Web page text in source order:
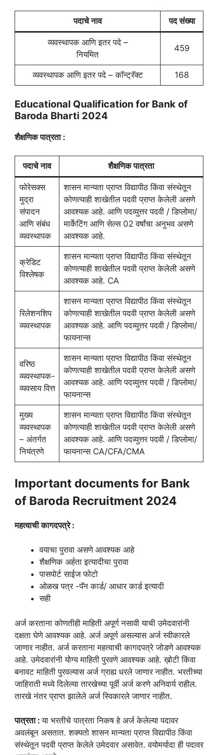
पदाचे नाव पद संख्या
व्यवस्थापक आणि इतर पदे –
नियमित
459
व्यवस्थापक आणि इतर पदे – कॉन्ट्रॅक्ट 168
Educational Qualification for Bank of
Baroda Bharti 2024
शैक्षणिक पात्रता :
पदाचे नाव शैक्षणिक पात्रता
फोरेसक्स
मुद्रा
संपादन
आणि संबंध
व्यवस्थापक
शासन मान्यता प्राप्त विद्यापीठ किंवा संस्थेतून
कोणत्याही शाखेतील पदवी प्राप्त केलेली असणे
आवश्यक आहे. आणि पदव्युत्तर पदवी / डिप्लोमा/
मार्केटिंग आणि सेल्स 02 वर्षांचा अनुभव असणे
आवश्यक आहे.
क्रेडिट
विश्लेषक
शासन मान्यता प्राप्त विद्यापीठ किंवा संस्थेतून
कोणत्याही शाखेतील पदवी प्राप्त केलेली असणे
आवश्यक आहे. CA
रिलेशनशिप
व्यवस्थापक
शासन मान्यता प्राप्त विद्यापीठ किंवा संस्थेतून
कोणत्याही शाखेतील पदवी प्राप्त केलेली असणे
आवश्यक आहे. आणि पदव्युत्तर पदवी / डिप्लोमा/
फायनान्स
वरिष्ठ
व्यवस्थापक-
व्यवसाय वित्त
शासन मान्यता प्राप्त विद्यापीठ किंवा संस्थेतून
कोणत्याही शाखेतील पदवी प्राप्त केलेली असणे
आवश्यक आहे. आणि पदव्युत्तर पदवी / डिप्लोमा/
फायनान्स
मुख्य
व्यवस्थापक
– अंतर्गत
नियंत्रणे
शासन मान्यता प्राप्त विद्यापीठ किंवा संस्थेतून
कोणत्याही शाखेतील पदवी प्राप्त केलेली असणे
आवश्यक आहे. आणि पदव्युत्तर पदवी / डिप्लोमा/
फायनान्स CA/CFA/CMA
Important documents for Bank
of Baroda Recruitment 2024
महत्वाची कागदपत्रे :
वयाचा पुरावा असणे आवश्यक आहे
शैक्षणिक अर्हता इत्यादीचा पुरावा
पासपोर्ट साईज फोटो
ओळख पत्र -पॅन कार्ड/ आधार कार्ड इत्यादी
सही
अर्ज करताना कोणतीही माहिती अपूर्ण नसावी याची उमेदवारांनी
दक्षता घेणे आवश्यक आहे. अर्ज अपूर्ण असल्यास अर्ज स्वीकारले
जाणार नाहीत. अर्ज करताना महत्वाची कागदपत्रे जोडणे आवश्यक
आहे. उमेदवारांनी योग्य माहिती पुरवणे आवश्यक आहे. ख़ोटी किंवा
बनावट माहिती पुरवल्यास अर्ज ग्राह्य धरले जाणार नाहीत. भरतीच्या
जाहिराती मध्ये दिलेल्या तारखेच्या पूर्वी अर्ज करणे अनिवार्य राहील.
तारखे नंतर प्राप्त झालेले अर्ज स्विकारले जाणार नाहीत.
पात्रता :या भरतीचे पात्रता निकष हे अर्ज केलेल्या पदावर
अवलंबून असतात. शक्यतो शासन मान्यता प्राप्त विद्यापीठ किंवा
संस्थेतून पदवी प्राप्त केलेले उमेदवार असावेत. वयोमर्यादा ही पदावर